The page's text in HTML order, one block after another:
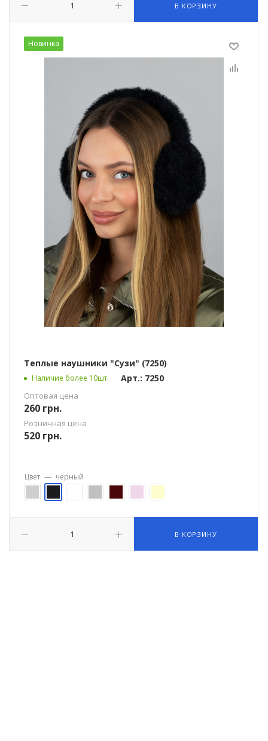
В КОРЗИНУ
Новинка
Теплые наушники "Сузи" (7250)
Наличие более 10шт. Арт.: 7250
Оптовая цена
260 грн.
Розничная цена
520 грн.
В КОРЗИНУ
Цвет — черный